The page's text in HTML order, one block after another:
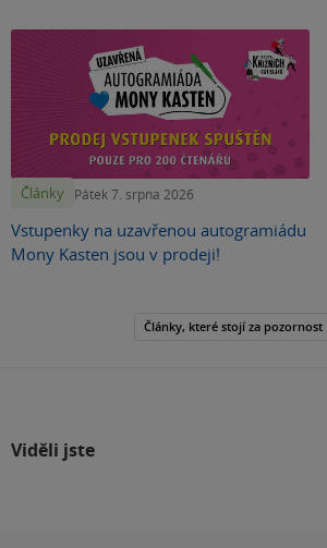
Články Pátek 7. srpna 2026
Vstupenky na uzavřenou autogramiádu
Mony Kasten jsou v prodeji!
Články, které stojí za pozornost
Viděli jste